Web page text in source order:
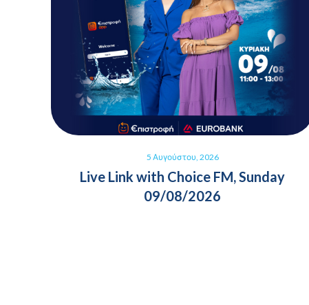
5 Αυγούστου, 2026
Live Link with Choice FM, Sunday
09/08/2026